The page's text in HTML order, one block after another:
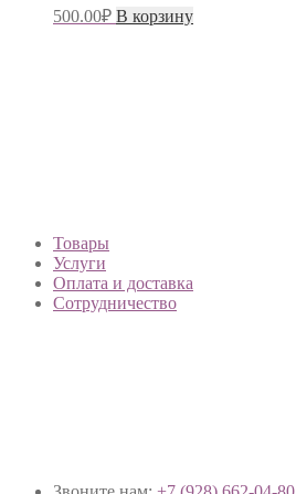
500.00₽ В корзину
Товары
Услуги
Оплата и доставка
Сотрудничество